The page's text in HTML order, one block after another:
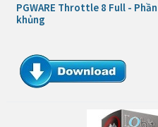
PGWARE Throttle 8 Full -
khủng